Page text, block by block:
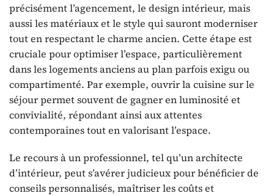
précisément l’agencement, le design intérieur, mais
aussi les matériaux et le style qui sauront moderniser
tout en respectant le charme ancien. Cette étape est
cruciale pour optimiser l’espace, particulièrement
dans les logements anciens au plan parfois exigu ou
compartimenté. Par exemple, ouvrir la cuisine sur le
séjour permet souvent de gagner en luminosité et
convivialité, répondant ainsi aux attentes
contemporaines tout en valorisant l’espace.
Le recours à un professionnel, tel qu’un architecte
d’intérieur, peut s’avérer judicieux pour bénéficier de
conseils personnalisés, maîtriser les coûts et